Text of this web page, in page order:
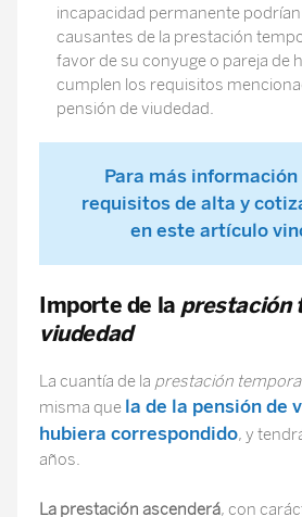
incapacidad permanente
causantes de la prestación
favor de su conyuge o pareja de
cumplen los requisitos
pensión de viudedad.
Para más
requisitos de alta y
en este artículo
Importe de la prestación
viudedad
La cuantía de la prestación
misma que la de la pensión de
hubiera correspondido, y
años.
La prestación ascenderá, con